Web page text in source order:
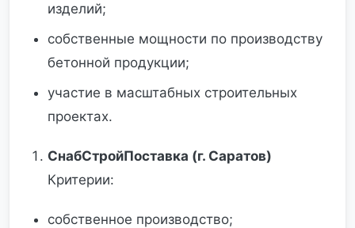
изделий;
собственные мощности по производству
бетонной продукции;
участие в масштабных строительных
проектах.
СнабСтройПоставка (г. Саратов)
Критерии:
собственное производство;